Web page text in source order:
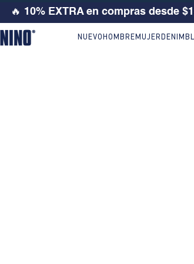
🔥 10% EXTRA en compras desde
NUEVO HOMBRE MUJER DENIM